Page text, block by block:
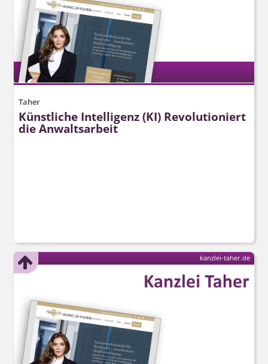
Taher
Künstliche Intelligenz (KI) Revolutioniert
die Anwaltsarbeit
kanzlei-taher.de